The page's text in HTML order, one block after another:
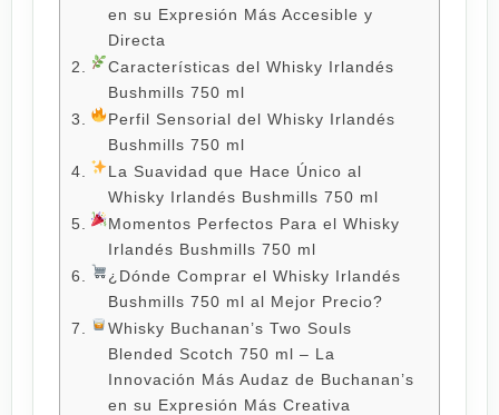
en su Expresión Más Accesible y
Directa
Características del Whisky Irlandés
Bushmills 750 ml
Perfil Sensorial del Whisky Irlandés
Bushmills 750 ml
La Suavidad que Hace Único al
Whisky Irlandés Bushmills 750 ml
Momentos Perfectos Para el Whisky
Irlandés Bushmills 750 ml
¿Dónde Comprar el Whisky Irlandés
Bushmills 750 ml al Mejor Precio?
Whisky Buchanan’s Two Souls
Blended Scotch 750 ml – La
Innovación Más Audaz de Buchanan’s
en su Expresión Más Creativa